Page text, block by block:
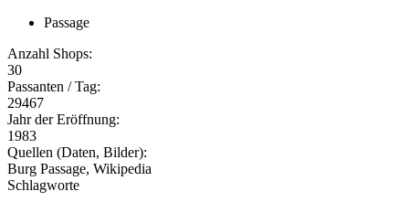
Passage
Anzahl Shops:
30
Passanten / Tag:
29467
Jahr der Eröffnung:
1983
Quellen (Daten, Bilder):
Burg Passage, Wikipedia
Schlagworte